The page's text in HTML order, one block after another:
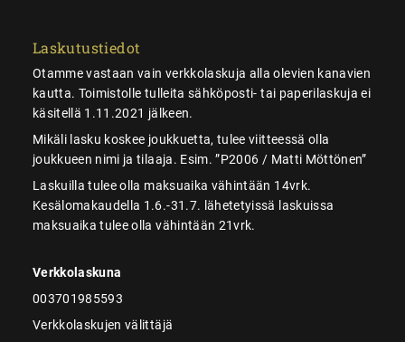
Laskutustiedot
Otamme vastaan vain verkkolaskuja alla olevien kanavien
kautta. Toimistolle tulleita sähköposti- tai paperilaskuja ei
käsitellä 1.11.2021 jälkeen.
Mikäli lasku koskee joukkuetta, tulee viitteessä olla
joukkueen nimi ja tilaaja. Esim. ”P2006 / Matti Möttönen”
Laskuilla tulee olla maksuaika vähintään 14vrk.
Kesälomakaudella 1.6.-31.7. lähetetyissä laskuissa
maksuaika tulee olla vähintään 21vrk.
Verkkolaskuna
003701985593
Verkkolaskujen välittäjä